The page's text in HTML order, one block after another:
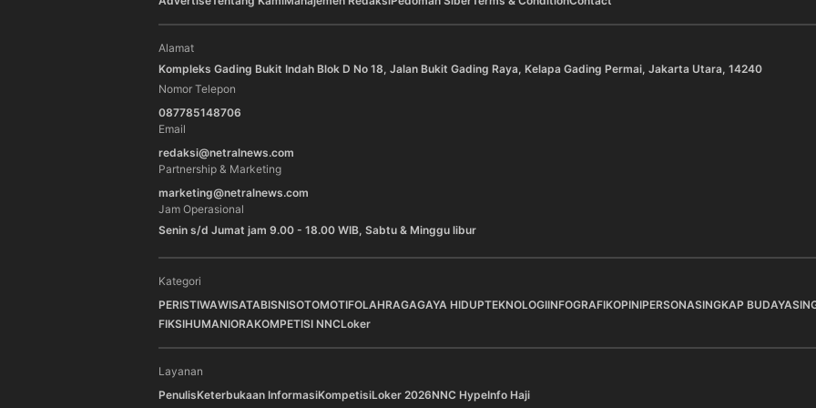
Alamat
Kompleks Gading Bukit Indah Blok D No 18, Jalan Bukit Gading Raya, Kelapa Gading Permai, Jakarta Utara, 14240
Nomor Telepon
087785148706
Email
redaksi@netralnews.com
Partnership & Marketing
marketing@netralnews.com
Jam Operasional
Senin s/d Jumat jam 9.00 - 18.00 WIB, Sabtu & Minggu libur
Kategori
PERISTIWAWISATABISNISOTOMOTIFOLAHRAGAGAYA HIDUPTEKNOLOGIINFOGRAFIKOPINIPERSONASINGKAP BUDAYA
FIKSIHUMANIORAKOMPETISI NNCLoker
Layanan
PenulisKeterbukaan InformasiKompetisiLoker 2026NNC HypeInfo Haji